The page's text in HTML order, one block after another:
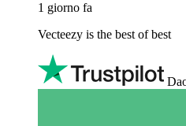
1 giorno fa
Vecteezy is the best of best